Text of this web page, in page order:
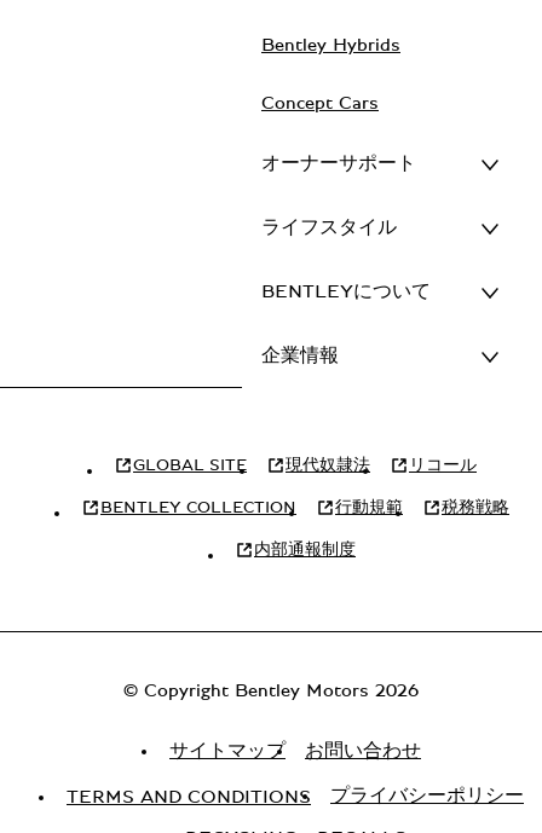
Bentley Hybrids
Concept Cars
オーナーサポート
ライフスタイル
BENTLEYについて
企業情報
GLOBAL SITE 現代奴隷法 リコール
BENTLEY COLLECTION 行動規範 税務戦略
内部通報制度
© Copyright Bentley Motors 2026
サイトマップ お問い合わせ
TERMS AND CONDITIONS プライバシーポリシー